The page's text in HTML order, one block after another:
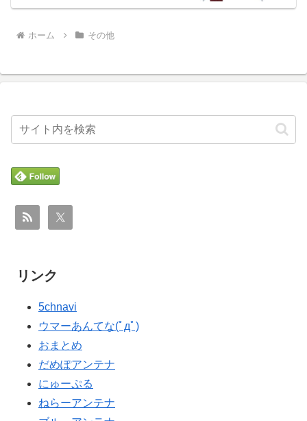
ホーム その他
リンク
5chnavi
ウマーあんてな(ﾟдﾟ)
おまとめ
だめぽアンテナ
にゅーぷる
ねらーアンテナ